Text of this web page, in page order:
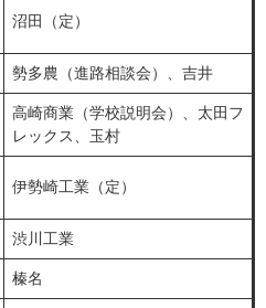
沼田（定）
勢多農（進路相談会）、吉井
高崎商業（学校説明会）、太田フ
レックス、玉村
伊勢崎工業（定）
渋川工業
榛名